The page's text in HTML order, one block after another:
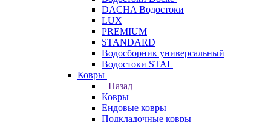
DACHA Водостоки
LUX
PREMIUM
STANDARD
Водосборник универсальный
Водостоки STAL
Ковры
Назад
Ковры
Ендовые ковры
Подкладочные ковры